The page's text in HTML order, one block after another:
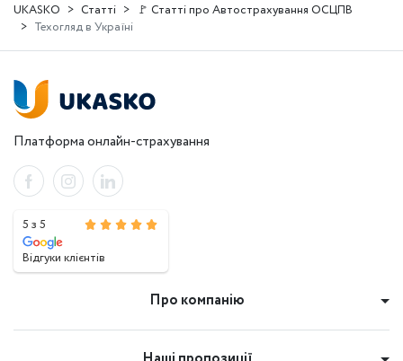
UKASKO Статті
🚩 Статті про Автострахування ОСЦПВ
Техогляд в Україні
Платформа онлайн-страхування
5 з 5
Відгуки клієнтів
Про компанію